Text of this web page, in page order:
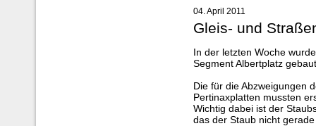
04. April 2011
Gleis- und
In der letzten Woche
Segment Albertplatz
Die für die Abzweigungen
Pertinaxplatten mussten
Wichtig dabei ist der
das der Staub nicht